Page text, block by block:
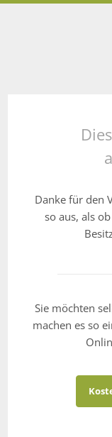
Danke für den
so aus, als
Sie möchten
machen es so